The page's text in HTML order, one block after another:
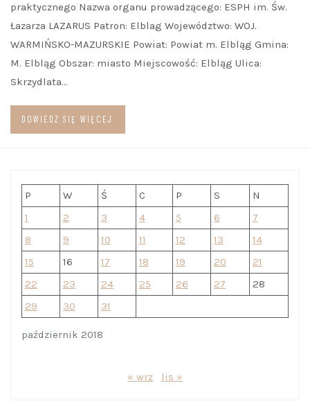
praktycznego Nazwa organu prowadzącego: ESPH im. Św.
Łazarza LAZARUS Patron: Elblag Województwo: WOJ.
WARMIŃSKO-MAZURSKIE Powiat: Powiat m. Elbląg Gmina:
M. Elbląg Obszar: miasto Miejscowość: Elbląg Ulica:
Skrzydlata…
DOWIEDZ SIĘ WIĘCEJ
październik 2018
P W Ś C P S
N
1
2 3 4 5 6
7
8
9 10 11 12 13
14
15
16 17 18 19 20
21
22
23 24 25 26 27
28
29
30 31
« wrz lis »